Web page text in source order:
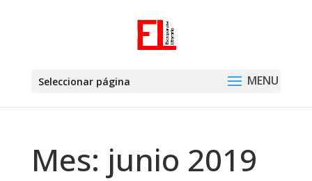
Seleccionar página
Mes: junio 2019